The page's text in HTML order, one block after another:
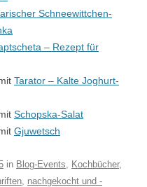
Schneewittchen-
– Rezept für
Tarator – Kalte Joghurt-
Schopska-Salat
Gjuwetsch
in Blog-Events, Kochbücher,
, nachgekocht und -